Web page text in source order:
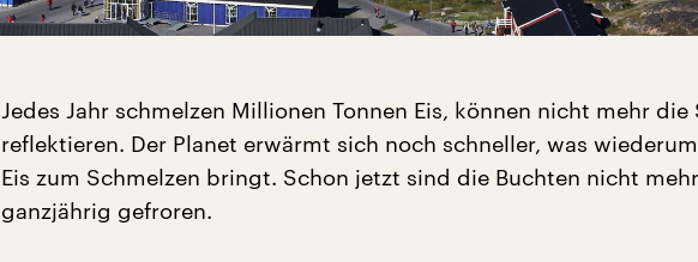
Jedes Jahr schmelzen Millionen Tonnen Eis, können nicht mehr die
reflektieren. Der Planet erwärmt sich noch schneller, was
Eis zum Schmelzen bringt. Schon jetzt sind die Buchten nicht mehr
ganzjährig gefroren.